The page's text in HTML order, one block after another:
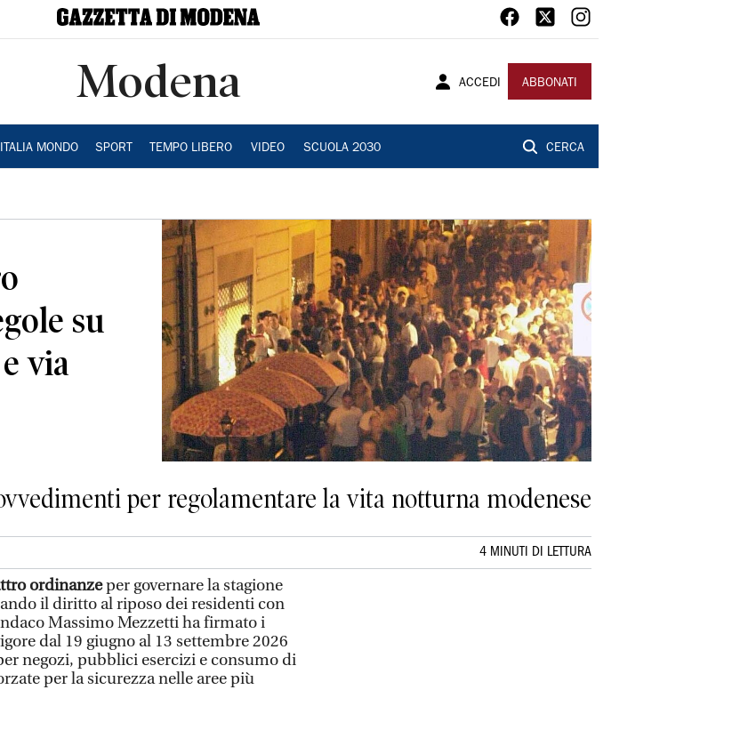
Modena ACCEDI ABBONATI
ITALIA MONDO SPORT TEMPO LIBERO VIDEO SCUOLA 2030 CERCA
su
via
per regolamentare la vita notturna modenese
4 MINUTI DI LETTURA
ordinanzeper governare la stagione
il diritto al riposo dei residenti con
Massimo Mezzetti ha firmato i
dal 19 giugno al 13 settembre 2026
negozi, pubblici esercizi e consumo di
per la sicurezza nelle aree più